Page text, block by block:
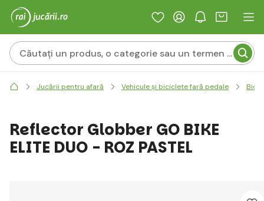
Jucării pentru afară Vehicule și biciclete fară pedale
Reflector Globber GO BIKE
ELITE DUO - ROZ PASTEL